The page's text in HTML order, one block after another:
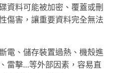
資料可能被加密、覆蓋或刪
傷害，讓重要資料完全無法
電、儲存裝置過熱、機殼進
雷擊…等外部因素，容易直